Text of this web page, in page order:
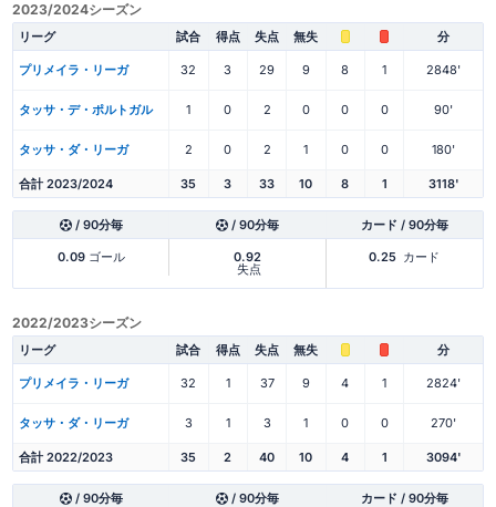
2023/2024シーズン
リーグ 試合 得点 失点 無失 分
プリメイラ・リーガ 32 3 29 9 8 1 2848'
タッサ・デ・ポルトガル 1 0 2 0 0 0 90'
タッサ・ダ・リーガ 2 0 2 1 0 0 180'
合計 2023/2024 35 3 33 10 8 1 3118'
/ 90分毎 / 90分毎 カード / 90分毎
0.09ゴール 0.92
失点
0.25 カード
2022/2023シーズン
リーグ 試合 得点 失点 無失 分
プリメイラ・リーガ 32 1 37 9 4 1 2824'
タッサ・ダ・リーガ 3 1 3 1 0 0 270'
合計 2022/2023 35 2 40 10 4 1 3094'
/ 90分毎 / 90分毎 カード / 90分毎